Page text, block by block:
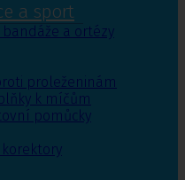
a sport
a ortézy
proleženinám
k míčům
pomůcky